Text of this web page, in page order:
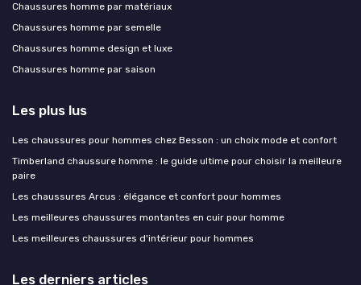
Chaussures homme par matériaux
Chaussures homme par semelle
Chaussures homme design et luxe
Chaussures homme par saison
Les plus lus
Les chaussures pour hommes chez Besson : un choix mode et confort
Timberland chaussure homme : le guide ultime pour choisir la meilleure
paire
Les chaussures Arcus : élégance et confort pour hommes
Les meilleures chaussures montantes en cuir pour homme
Les meilleures chaussures d'intérieur pour hommes
Les derniers articles